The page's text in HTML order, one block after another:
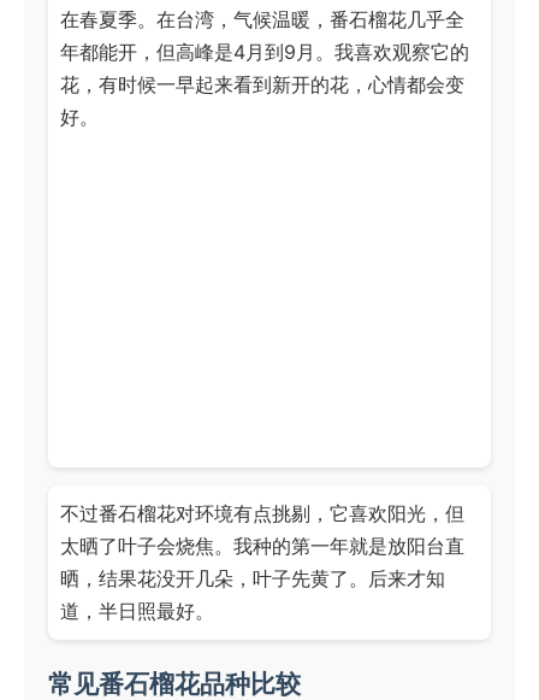
在春夏季。在台湾，气候温暖，番石榴花几乎全
年都能开，但高峰是4月到9月。我喜欢观察它的
花，有时候一早起来看到新开的花，心情都会变
好。
不过番石榴花对环境有点挑剔，它喜欢阳光，但
太晒了叶子会烧焦。我种的第一年就是放阳台直
晒，结果花没开几朵，叶子先黄了。后来才知
道，半日照最好。
常见番石榴花品种比较